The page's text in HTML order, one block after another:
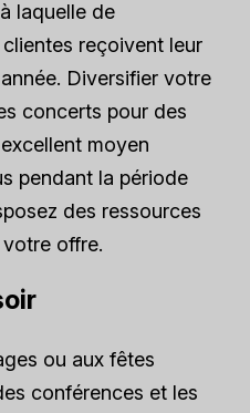
laquelle de
reçoivent leur
Diversifier votre
concerts pour des
moyen
pendant la période
des ressources
offre.
ou aux fêtes
conférences et les